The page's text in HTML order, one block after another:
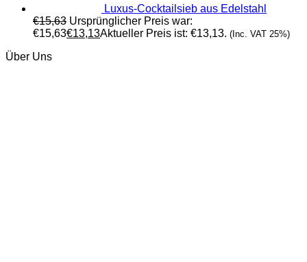
Luxus-Cocktailsieb aus Edelstahl
€15,63 Ursprünglicher Preis war:
€15,63€13,13Aktueller Preis ist: €13,13. (Inc. VAT 25%)
Über Uns